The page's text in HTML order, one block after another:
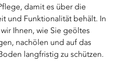
damit es über die
und Funktionalität behält. In
Ihnen, wie Sie geöltes
nachölen und auf das
langfristig zu schützen.